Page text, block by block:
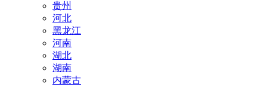
贵州
河北
黑龙江
河南
湖北
湖南
内蒙古